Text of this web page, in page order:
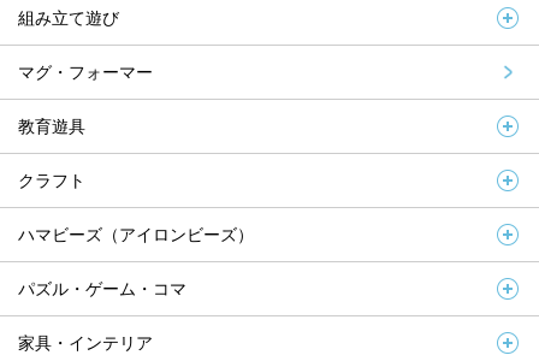
組み立て遊び
マグ・フォーマー
教育遊具
クラフト
ハマビーズ（アイロンビーズ）
パズル・ゲーム・コマ
家具・インテリア